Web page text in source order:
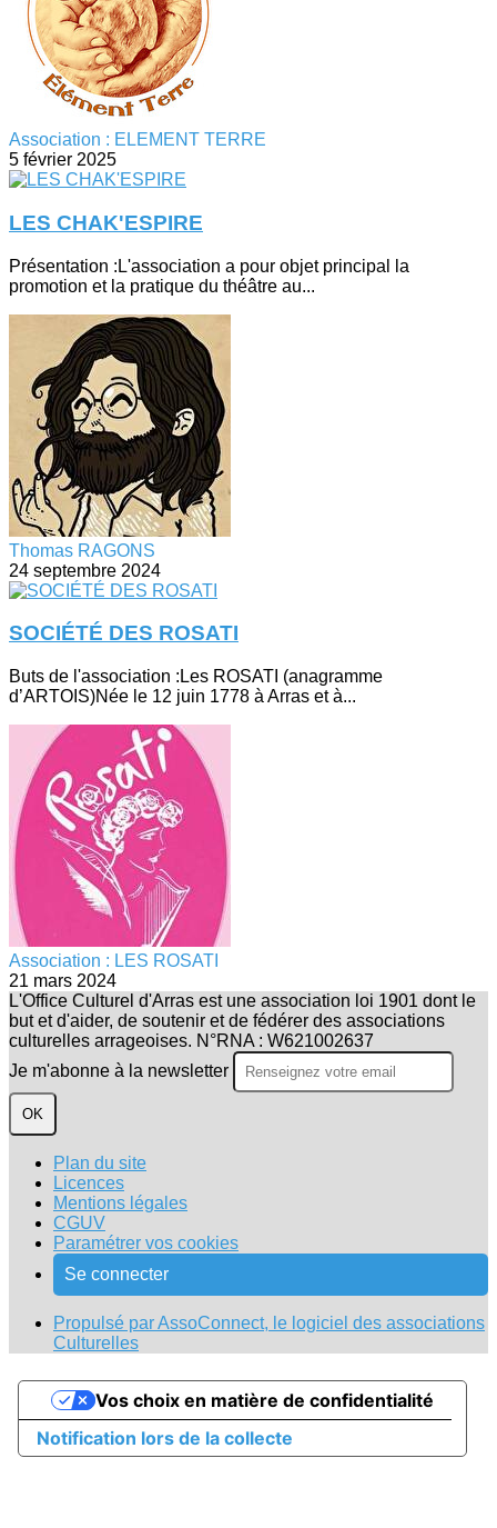
Association : ELEMENT TERRE
5 février 2025
LES CHAK'ESPIRE
Présentation :L'association a pour objet principal la
promotion et la pratique du théâtre au...
Thomas RAGONS
24 septembre 2024
SOCIÉTÉ DES ROSATI
Buts de l'association :Les ROSATI (anagramme
d’ARTOIS)Née le 12 juin 1778 à Arras et à...
Association : LES ROSATI
21 mars 2024
L'Office Culturel d'Arras est une association loi 1901 dont le
but et d'aider, de soutenir et de fédérer des associations
culturelles arrageoises. N°RNA : W621002637
Je m'abonne à la newsletter
OK
Plan du site
Licences
Mentions légales
CGUV
Paramétrer vos cookies
Se connecter
Propulsé par AssoConnect, le logiciel des associations
Culturelles
Notification lors de la collecte
Vos choix en matière de confidentialité